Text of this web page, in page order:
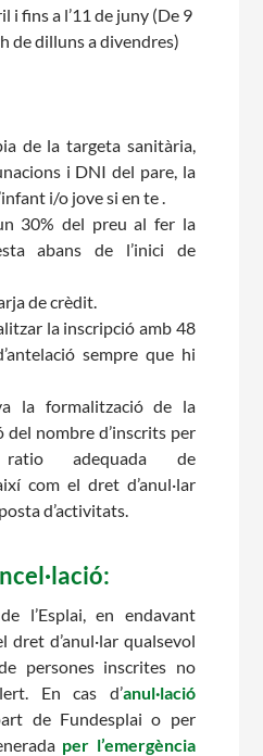
i fins a l’11 de juny (De 9
de dilluns a divendres)
de la targeta sanitària,
i DNI del pare, la
i/o jove si en te .
un 30% del preu al fer la
abans de l’inici de
de crèdit.
la inscripció amb 48
sempre que hi
la formalització de la
del nombre d’inscrits per
adequada de
com el dret d’anul·lar
d’activitats.
l’Esplai, en endavant
dret d’anul·lar qualsevol
persones inscrites no
En cas d’anul·lació
de Fundesplai o per
per l’emergència
I JOVES
SECTOR